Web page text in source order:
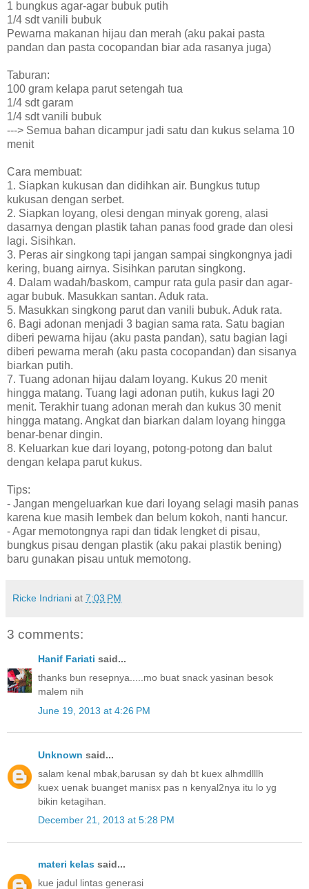
1 bungkus agar-agar bubuk putih
1/4 sdt vanili bubuk
Pewarna makanan hijau dan merah (aku pakai pasta
pandan dan pasta cocopandan biar ada rasanya juga)
Taburan:
100 gram kelapa parut setengah tua
1/4 sdt garam
1/4 sdt vanili bubuk
---> Semua bahan dicampur jadi satu dan kukus selama 10
menit
Cara membuat:
1. Siapkan kukusan dan didihkan air. Bungkus tutup
kukusan dengan serbet.
2. Siapkan loyang, olesi dengan minyak goreng, alasi
dasarnya dengan plastik tahan panas food grade dan olesi
lagi. Sisihkan.
3. Peras air singkong tapi jangan sampai singkongnya jadi
kering, buang airnya. Sisihkan parutan singkong.
4. Dalam wadah/baskom, campur rata gula pasir dan agar-
agar bubuk. Masukkan santan. Aduk rata.
5. Masukkan singkong parut dan vanili bubuk. Aduk rata.
6. Bagi adonan menjadi 3 bagian sama rata. Satu bagian
diberi pewarna hijau (aku pasta pandan), satu bagian lagi
diberi pewarna merah (aku pasta cocopandan) dan sisanya
biarkan putih.
7. Tuang adonan hijau dalam loyang. Kukus 20 menit
hingga matang. Tuang lagi adonan putih, kukus lagi 20
menit. Terakhir tuang adonan merah dan kukus 30 menit
hingga matang. Angkat dan biarkan dalam loyang hingga
benar-benar dingin.
8. Keluarkan kue dari loyang, potong-potong dan balut
dengan kelapa parut kukus.
Tips:
- Jangan mengeluarkan kue dari loyang selagi masih panas
karena kue masih lembek dan belum kokoh, nanti hancur.
- Agar memotongnya rapi dan tidak lengket di pisau,
bungkus pisau dengan plastik (aku pakai plastik bening)
baru gunakan pisau untuk memotong.
Ricke Indriani at 7:03 PM
3 comments:
Hanif Fariati said...
thanks bun resepnya.....mo buat snack yasinan besok
malem nih
June 19, 2013 at 4:26 PM
Unknown said...
salam kenal mbak,barusan sy dah bt kuex alhmdlllh
kuex uenak buanget manisx pas n kenyal2nya itu lo yg
bikin ketagihan.
December 21, 2013 at 5:28 PM
materi kelas said...
kue jadul lintas generasi